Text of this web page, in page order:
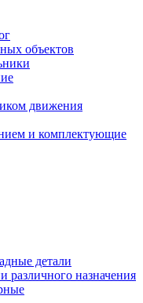
объектов
движения
и комплектующие
детали
различного назначения